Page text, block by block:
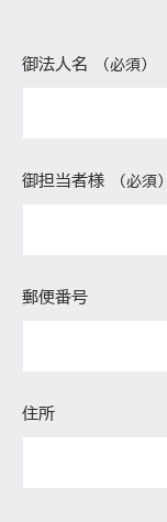
御法人名 （必須）
御担当者様 （必須）
郵便番号
住所